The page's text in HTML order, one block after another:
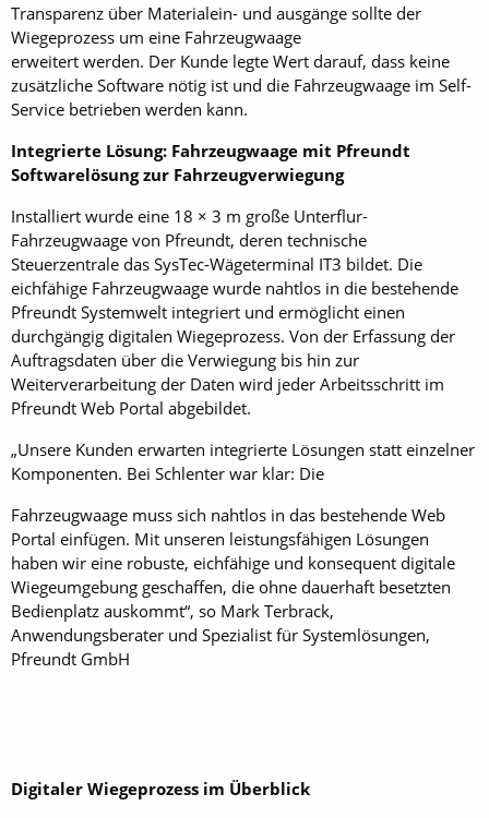
Transparenz über Materialein- und ausgänge sollte der
Wiegeprozess um eine Fahrzeugwaage
erweitert werden. Der Kunde legte Wert darauf, dass keine
zusätzliche Software nötig ist und die Fahrzeugwaage im Self-
Service betrieben werden kann.
Integrierte Lösung: Fahrzeugwaage mit Pfreundt
Softwarelösung zur Fahrzeugverwiegung
Installiert wurde eine 18 × 3 m große Unterflur-
Fahrzeugwaage von Pfreundt, deren technische
Steuerzentrale das SysTec-Wägeterminal IT3 bildet. Die
eichfähige Fahrzeugwaage wurde nahtlos in die bestehende
Pfreundt Systemwelt integriert und ermöglicht einen
durchgängig digitalen Wiegeprozess. Von der Erfassung der
Auftragsdaten über die Verwiegung bis hin zur
Weiterverarbeitung der Daten wird jeder Arbeitsschritt im
Pfreundt Web Portal abgebildet.
„Unsere Kunden erwarten integrierte Lösungen statt einzelner
Komponenten. Bei Schlenter war klar: Die
Fahrzeugwaage muss sich nahtlos in das bestehende Web
Portal einfügen. Mit unseren leistungsfähigen Lösungen
haben wir eine robuste, eichfähige und konsequent digitale
Wiegeumgebung geschaffen, die ohne dauerhaft besetzten
Bedienplatz auskommt“, so Mark Terbrack,
Anwendungsberater und Spezialist für Systemlösungen,
Pfreundt GmbH
Digitaler Wiegeprozess im Überblick